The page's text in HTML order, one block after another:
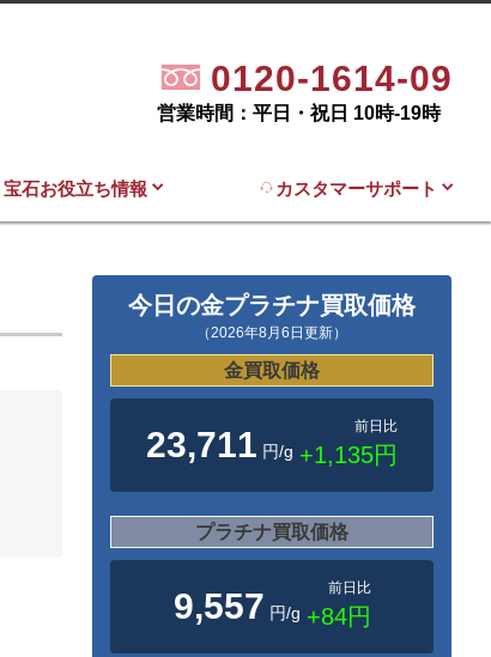
0120-1614-09
営業時間：平日・祝日 10時-19時
宝石お役立ち情報 カスタマーサポート
今日の金プラチナ買取価格
（2026年8月6日更新）
金買取価格
23,711 円/g
前日比
+1,135円
プラチナ買取価格
9,557 円/g
前日比
+84円